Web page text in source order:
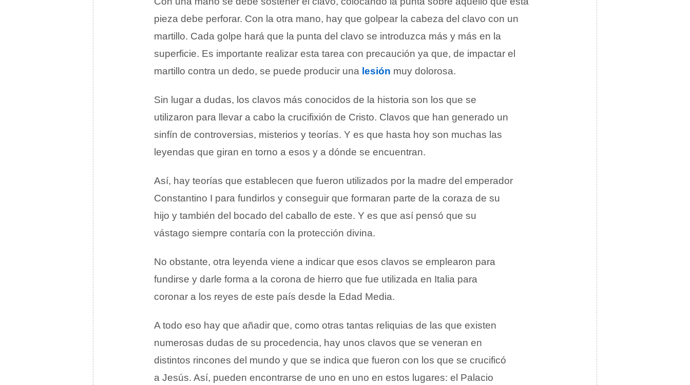
pieza debe perforar. Con la otra mano, hay que golpear la cabeza del clavo con un
martillo. Cada golpe hará que la punta del clavo se introduzca más y más en la
superficie. Es importante realizar esta tarea con precaución ya que, de impactar el
martillo contra un dedo, se puede producir una lesión muy dolorosa.
Sin lugar a dudas, los clavos más conocidos de la historia son los que se
utilizaron para llevar a cabo la crucifixión de Cristo. Clavos que han generado un
sinfín de controversias, misterios y teorías. Y es que hasta hoy son muchas las
leyendas que giran en torno a esos y a dónde se encuentran.
Así, hay teorías que establecen que fueron utilizados por la madre del emperador
Constantino I para fundirlos y conseguir que formaran parte de la coraza de su
hijo y también del bocado del caballo de este. Y es que así pensó que su
vástago siempre contaría con la protección divina.
No obstante, otra leyenda viene a indicar que esos clavos se emplearon para
fundirse y darle forma a la corona de hierro que fue utilizada en Italia para
coronar a los reyes de este país desde la Edad Media.
A todo eso hay que añadir que, como otras tantas reliquias de las que existen
numerosas dudas de su procedencia, hay unos clavos que se veneran en
distintos rincones del mundo y que se indica que fueron con los que se crucificó
a Jesús. Así, pueden encontrarse de uno en uno en estos lugares: el Palacio